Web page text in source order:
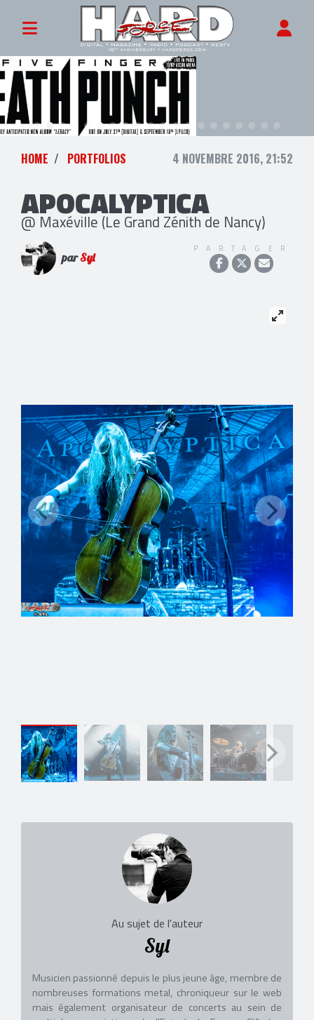
HOME PORTFOLIOS 4 NOVEMBRE 2016, 21:52
APOCALYPTICA
@ Maxéville (Le Grand Zénith de Nancy)
parSyl
PARTAGER
Au sujet de l'auteur
Syl
Musicien passionné depuis le plus jeune âge, membre de
nombreuses formations metal, chroniqueur sur le web
mais également organisateur de concerts au sein de